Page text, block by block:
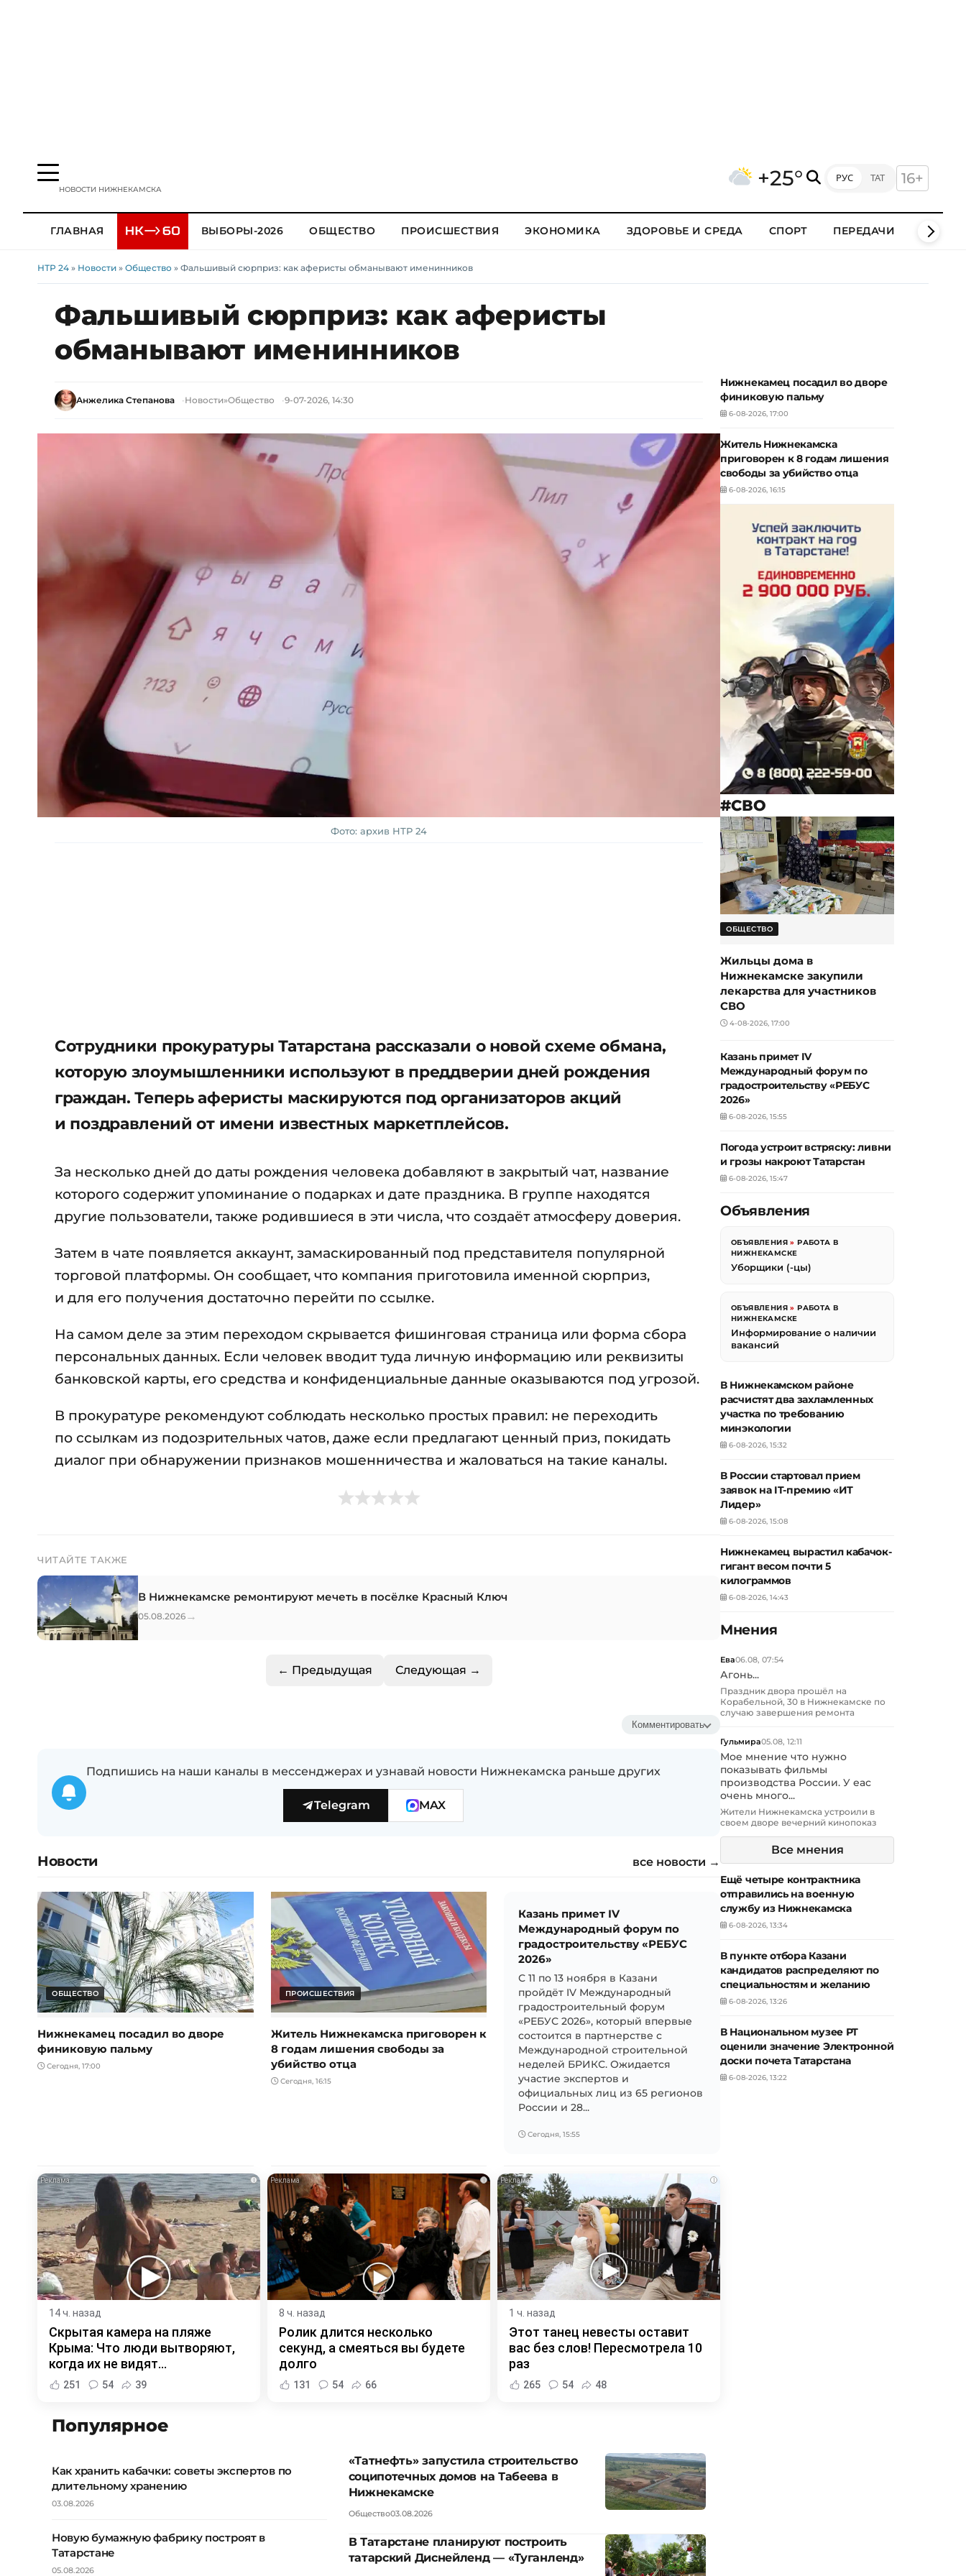
НОВОСТИ НИЖНЕКАМСКА +25° РУС ТАТ 16+
ГЛАВНАЯ ВЫБОРЫ-2026 ОБЩЕСТВО ПРОИСШЕСТВИЯ ЭКОНОМИКА ЗДОРОВЬЕ И СРЕДА СПОРТ ПЕРЕДАЧИ КЛИПЫ
НТР 24 » Новости » Общество » Фальшивый сюрприз: как аферисты обманывают именинников
Фальшивый сюрприз: как аферисты
обманывают именинников
Анжелика Степанова Новости»Общество 9-07-2026, 14:30
Фото: архив НТР 24
Сотрудники прокуратуры Татарстана рассказали о новой схеме обмана,
которую злоумышленники используют в преддверии дней рождения
граждан. Теперь аферисты маскируются под организаторов акций
и поздравлений от имени известных маркетплейсов.
За несколько дней до даты рождения человека добавляют в закрытый чат, название
которого содержит упоминание о подарках и дате праздника. В группе находятся
другие пользователи, также родившиеся в эти числа, что создаёт атмосферу доверия.
Затем в чате появляется аккаунт, замаскированный под представителя популярной
торговой платформы. Он сообщает, что компания приготовила именной сюрприз,
и для его получения достаточно перейти по ссылке.
На самом деле за этим переходом скрывается фишинговая страница или форма сбора
персональных данных. Если человек вводит туда личную информацию или реквизиты
банковской карты, его средства и конфиденциальные данные оказываются под угрозой.
В прокуратуре рекомендуют соблюдать несколько простых правил: не переходить
по ссылкам из подозрительных чатов, даже если предлагают ценный приз, покидать
диалог при обнаружении признаков мошенничества и жаловаться на такие каналы.
ЧИТАЙТЕ ТАКЖЕ
В Нижнекамске ремонтируют мечеть в посёлке Красный Ключ
05.08.2026 →
← Предыдущая Следующая →
Комментировать
Подпишись на наши каналы в мессенджерах и узнавай новости Нижнекамска раньше других
Telegram MAX
Новости все новости →
ОБЩЕСТВО
Нижнекамец посадил во дворе
финиковую пальму
Сегодня, 17:00
ПРОИСШЕСТВИЯ
Житель Нижнекамска приговорен к
8 годам лишения свободы за
убийство отца
Сегодня, 16:15
Казань примет IV
Международный форум по
градостроительству «РЕБУС
2026»
С 11 по 13 ноября в Казани
пройдёт IV Международный
градостроительный форум
«РЕБУС 2026», который впервые
состоится в партнерстве с
Международной строительной
неделей БРИКС. Ожидается
участие экспертов и
официальных лиц из 65 регионов
России и 28...
Сегодня, 15:55
i
14 ч. назад
Скрытая камера на пляже
Крыма: Что люди вытворяют,
когда их не видят...
251 54 39
i
8 ч. назад
Ролик длится несколько
секунд, а смеяться вы будете
долго
131 54 66
i
1 ч. назад
Этот танец невесты оставит
вас без слов! Пересмотрела 10
раз
265 54 48
Популярное
Как хранить кабачки: советы экспертов по
длительному хранению
03.08.2026
Новую бумажную фабрику построят в
Татарстане
05.08.2026
«Татнефть» запустила строительство
соципотечных домов на Табеева в
Нижнекамске
Общество03.08.2026
В Татарстане планируют построить
татарский Диснейленд — «Туганленд»
Нижнекамец посадил во дворе
финиковую пальму
6-08-2026, 17:00
Житель Нижнекамска
приговорен к 8 годам лишения
свободы за убийство отца
6-08-2026, 16:15
#СВО
ОБЩЕСТВО
Жильцы дома в
Нижнекамске закупили
лекарства для участников
СВО
4-08-2026, 17:00
Казань примет IV
Международный форум по
градостроительству «РЕБУС
2026»
6-08-2026, 15:55
Погода устроит встряску: ливни
и грозы накроют Татарстан
6-08-2026, 15:47
Объявления
ОБЪЯВЛЕНИЯ »РАБОТА В
НИЖНЕКАМСКЕ
Уборщики (-цы)
ОБЪЯВЛЕНИЯ »РАБОТА В
НИЖНЕКАМСКЕ
Информирование о наличии
вакансий
В Нижнекамском районе
расчистят два захламленных
участка по требованию
минэкологии
6-08-2026, 15:32
В России стартовал прием
заявок на IT-премию «ИТ
Лидер»
6-08-2026, 15:08
Нижнекамец вырастил кабачок-
гигант весом почти 5
килограммов
6-08-2026, 14:43
Мнения
Ева06.08, 07:54
Агонь...
Праздник двора прошёл на
Корабельной, 30 в Нижнекамске по
случаю завершения ремонта
Гульмира05.08, 12:11
Мое мнение что нужно
показывать фильмы
производства России. У еас
очень много...
Жители Нижнекамска устроили в
своем дворе вечерний кинопоказ
Все мнения
Ещё четыре контрактника
отправились на военную
службу из Нижнекамска
6-08-2026, 13:34
В пункте отбора Казани
кандидатов распределяют по
специальностям и желанию
6-08-2026, 13:26
В Национальном музее РТ
оценили значение Электронной
доски почета Татарстана
6-08-2026, 13:22